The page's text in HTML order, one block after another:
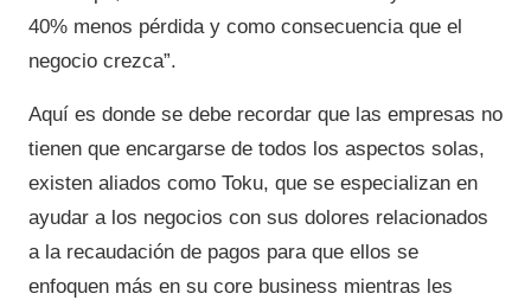
40% menos pérdida y como consecuencia que el
negocio crezca”.
Aquí es donde se debe recordar que las empresas no
tienen que encargarse de todos los aspectos solas,
existen aliados como Toku, que se especializan en
ayudar a los negocios con sus dolores relacionados
a la recaudación de pagos para que ellos se
enfoquen más en su core business mientras les